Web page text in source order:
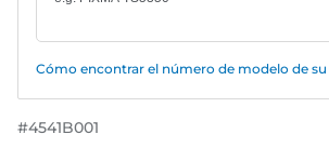
Cómo encontrar el número de modelo de
#4541B001